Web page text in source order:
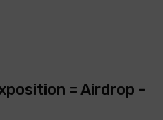
= Airdrop -